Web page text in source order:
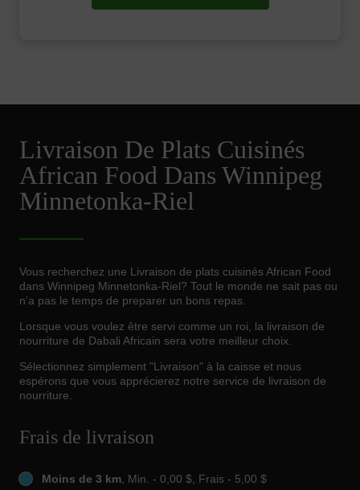
Livraison De Plats Cuisinés
African Food Dans Winnipeg
Minnetonka-Riel
Vous recherchez une Livraison de plats cuisinés African Food
dans Winnipeg Minnetonka-Riel? Tout le monde ne sait pas ou
n’a pas le temps de preparer un bons repas.
Lorsque vous voulez être servi comme un roi, la livraison de
nourriture de Dabali Africain sera votre meilleur choix.
Sélectionnez simplement "Livraison" à la caisse et nous
espérons que vous apprécierez notre service de livraison de
nourriture.
Frais de livraison
Moins de 3 km, Min. - 0,00 $, Frais - 5,00 $